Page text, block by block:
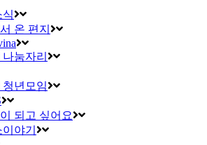
온 편지
눔자리
년모임
되고 싶어요
야기